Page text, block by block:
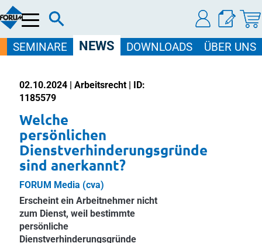
Menü
SEMINARE NEWS DOWNLOADS ÜBER UNS
02.10.2024 | Arbeitsrecht | ID:
1185579
Welche
persönlichen
Dienstverhinderungsgründe
sind anerkannt?
FORUM Media (cva)
Erscheint ein Arbeitnehmer nicht
zum Dienst, weil bestimmte
persönliche
Dienstverhinderungsgründe